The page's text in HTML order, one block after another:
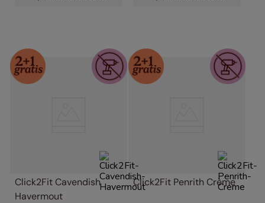
Click2Fit Cavendish
Havermout
Click2Fit Penrith Crème